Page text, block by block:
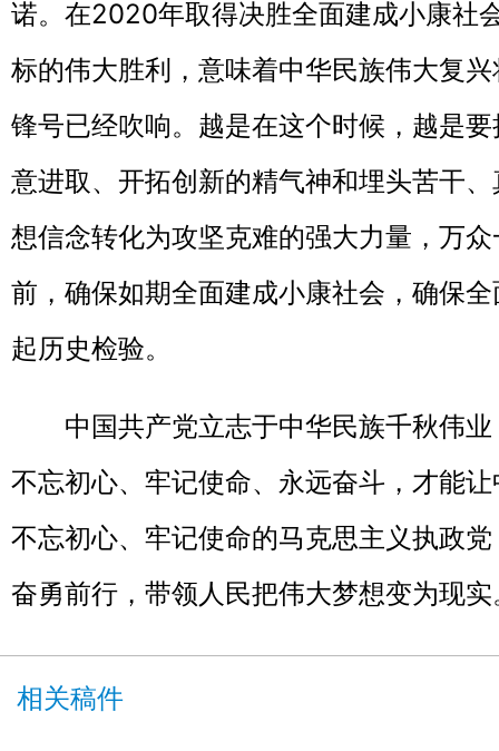
诺。在2020年取得决胜全面建成小康社
标的伟大胜利，意味着中华民族伟大复
锋号已经吹响。越是在这个时候，越是
意进取、开拓创新的精气神和埋头苦干
想信念转化为攻坚克难的强大力量，万
前，确保如期全面建成小康社会，确保
起历史检验。
中国共产党立志于中华民族千秋伟业
不忘初心、牢记使命、永远奋斗，才能
不忘初心、牢记使命的马克思主义执政
奋勇前行，带领人民把伟大梦想变为现
相关稿件